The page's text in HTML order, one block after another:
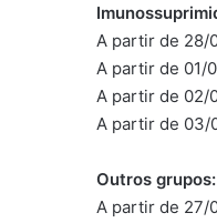
A partir de 28/
A partir de 01/
A partir de 02/
A partir de 03/
Outros grupos:
A partir de 27/